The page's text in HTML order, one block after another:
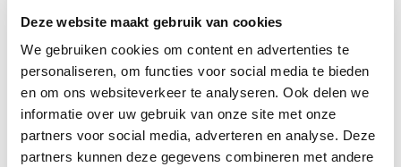
Deze website maakt gebruik van cookies
We gebruiken cookies om content en advertenties te
personaliseren, om functies voor social media te bieden
en om ons websiteverkeer te analyseren. Ook delen we
informatie over uw gebruik van onze site met onze
partners voor social media, adverteren en analyse. Deze
partners kunnen deze gegevens combineren met andere
De Stichtse Hof
Verbonden met lokale
kunstenaars
Groene omgeving
Nieuw thuis voor mensen